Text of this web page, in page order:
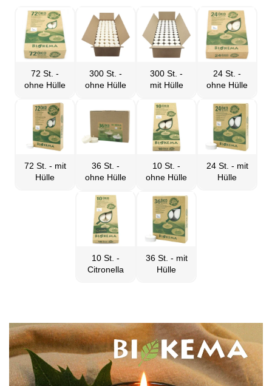
72 St. -
ohne Hülle
300 St. -
ohne Hülle
300 St. -
mit Hülle
24 St. -
ohne Hülle
72 St. - mit
Hülle
36 St. -
ohne Hülle
10 St. -
ohne Hülle
24 St. - mit
Hülle
10 St. -
Citronella
36 St. - mit
Hülle